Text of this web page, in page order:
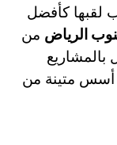
لقبها كأفضل
الرياض من
أسس متينة من